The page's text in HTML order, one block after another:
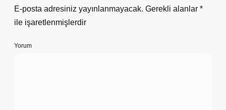
E-posta adresiniz yayınlanmayacak. Gerekli alanlar *
ile işaretlenmişlerdir
Yorum